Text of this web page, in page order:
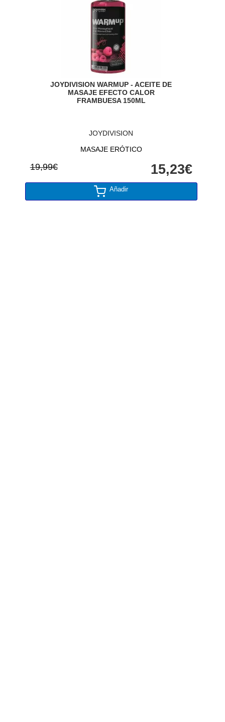
JOYDIVISION WARMUP - ACEITE DE
MASAJE EFECTO CALOR
FRAMBUESA 150ML
JOYDIVISION
MASAJE ERÓTICO
19,99€ 15,23€
Añadir